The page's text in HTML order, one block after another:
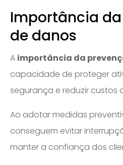
Importância
de danos
A importância da
capacidade de proteger
segurança e reduzir custos
Ao adotar medidas
conseguem evitar
manter a confiança dos